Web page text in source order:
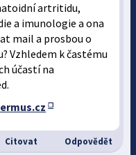
artritidu,
a imunologie a ona
mail a prosbou o
Vzhledem k častému
účastí na
Citovat Odpovědět